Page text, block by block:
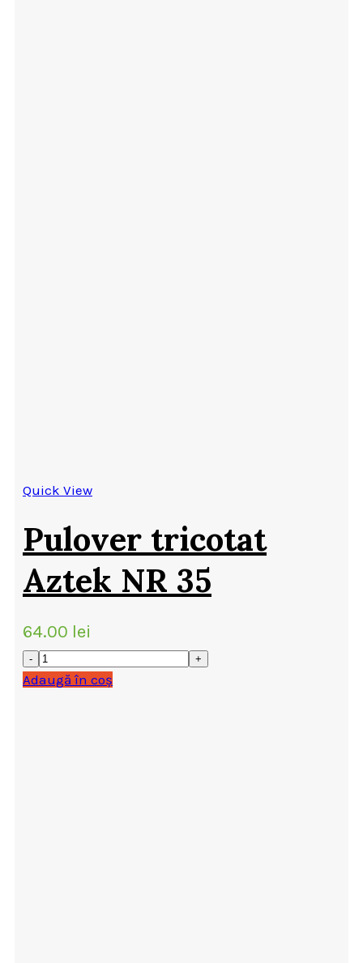
Quick View
Pulover tricotat
Aztek NR 35
64.00 lei
Adaugă în coș